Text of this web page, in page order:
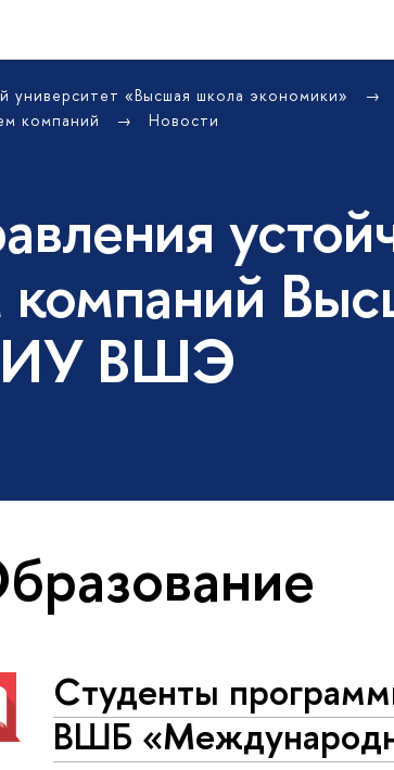
университет «Высшая школа экономики»
компаний
Новости
компаний
ВШЭ
Cтуденты
ВШБ